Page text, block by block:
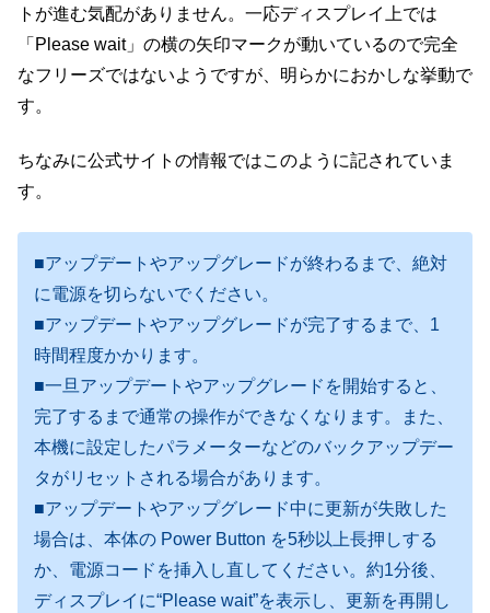
トが進む気配がありません。一応ディスプレイ上では
「Please wait」の横の矢印マークが動いているので完全
なフリーズではないようですが、明らかにおかしな挙動で
す。
ちなみに公式サイトの情報ではこのように記されていま
す。
■アップデートやアップグレードが終わるまで、絶対
に電源を切らないでください。
■アップデートやアップグレードが完了するまで、1
時間程度かかります。
■一旦アップデートやアップグレードを開始すると、
完了するまで通常の操作ができなくなります。また、
本機に設定したパラメーターなどのバックアップデー
タがリセットされる場合があります。
■アップデートやアップグレード中に更新が失敗した
場合は、本体の Power Button を5秒以上長押しする
か、電源コードを挿入し直してください。約1分後、
ディスプレイに“Please wait”を表示し、更新を再開し